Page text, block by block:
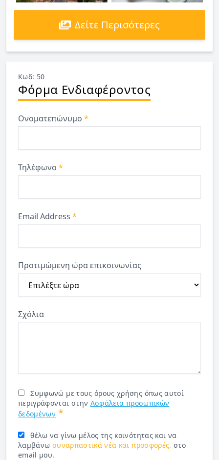
Δείτε Περισότερες
Κωδ: 50
Φόρμα Ενδιαφέροντος
Ονοματεπώνυμο *
Τηλέφωνο *
Email Address *
Προτιμώμενη ώρα επικοινωνίας
Σχόλια
Συμφωνώ με τους όρους χρήσης όπως αυτοί
περιγράφονται στην Ασφάλεια προσωπικών
δεδομένων *
θέλω να γίνω μέλος της κοινότητας και να
λαμβάνω συναρπαστικά νέα και προσφορές. στο
email μου.